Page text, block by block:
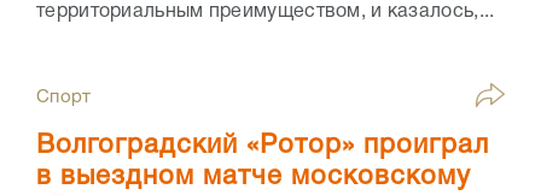
территориальным преимуществом, и казалось,...
Спорт
Волгоградский «Ротор» проиграл
в выездном матче московскому